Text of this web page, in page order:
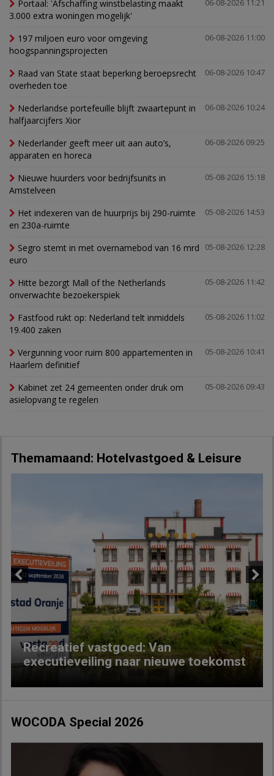
06-08-2026 11:21
Portaal: 'Afschaffing winstbelasting maakt
3.000 extra woningen mogelijk'
06-08-2026 11:00
197 miljoen euro voor omgeving
hoogspanningsprojecten
06-08-2026 10:47
Raad van State staat beperking beroepsrecht
overheden toe
06-08-2026 10:24
Nederlandse portefeuille blijft zwaartepunt in
halfjaarcijfers Xior
06-08-2026 09:25
Nederlander geeft meer uit aan auto’s,
apparaten en horeca
05-08-2026 15:18
Nieuwe huurders voor bedrijfsunits in
Amstelveen
05-08-2026 14:53
Het indexeren van de huurprijs bij 290-ruimte
en 230a-ruimte
05-08-2026 12:28
Segro stemt in met overnamebod van 16 mrd
euro
05-08-2026 11:42
Hitte bezorgt Mall of the Netherlands
onverwachte bezoekerspiek
05-08-2026 11:02
Fastfood rukt op: Nederland telt inmiddels
19.400 zaken
05-08-2026 10:41
Vergunning voor ruim 800 appartementen in
Haarlem definitief
05-08-2026 09:43
Kabinet zet 24 gemeenten onder druk om
asielopvang te regelen
Themamaand: Hotelvastgoed & Leisure
Recreatief vastgoed: Van
executieveiling naar nieuwe toekomst
Next
WOCODA Special 2026